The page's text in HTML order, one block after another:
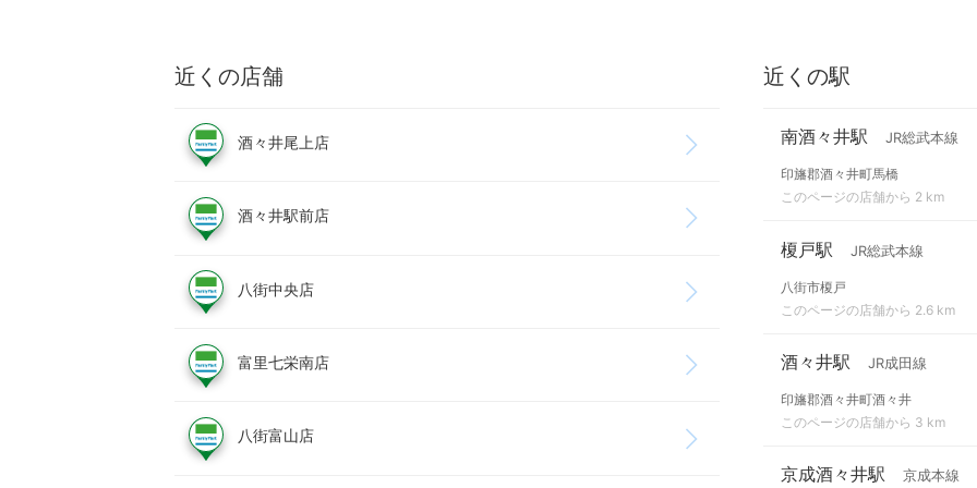
近くの店舗
酒々井尾上店
酒々井駅前店
八街中央店
富里七栄南店
八街富山店
近くの駅
南酒々井駅 JR総武本線
印旛郡酒々井町馬橋
このページの店舗から 2 km
榎戸駅 JR総武本線
八街市榎戸
このページの店舗から 2.6 km
酒々井駅 JR成田線
印旛郡酒々井町酒々井
このページの店舗から 3 km
京成酒々井駅 京成本線